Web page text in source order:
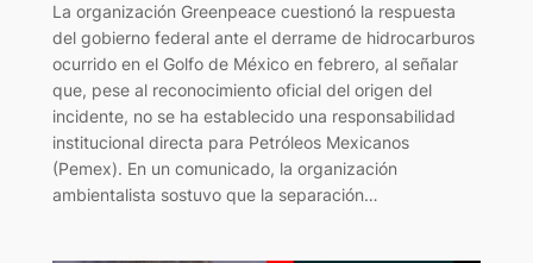
La organización Greenpeace cuestionó la respuesta
del gobierno federal ante el derrame de hidrocarburos
ocurrido en el Golfo de México en febrero, al señalar
que, pese al reconocimiento oficial del origen del
incidente, no se ha establecido una responsabilidad
institucional directa para Petróleos Mexicanos
(Pemex). En un comunicado, la organización
ambientalista sostuvo que la separación…